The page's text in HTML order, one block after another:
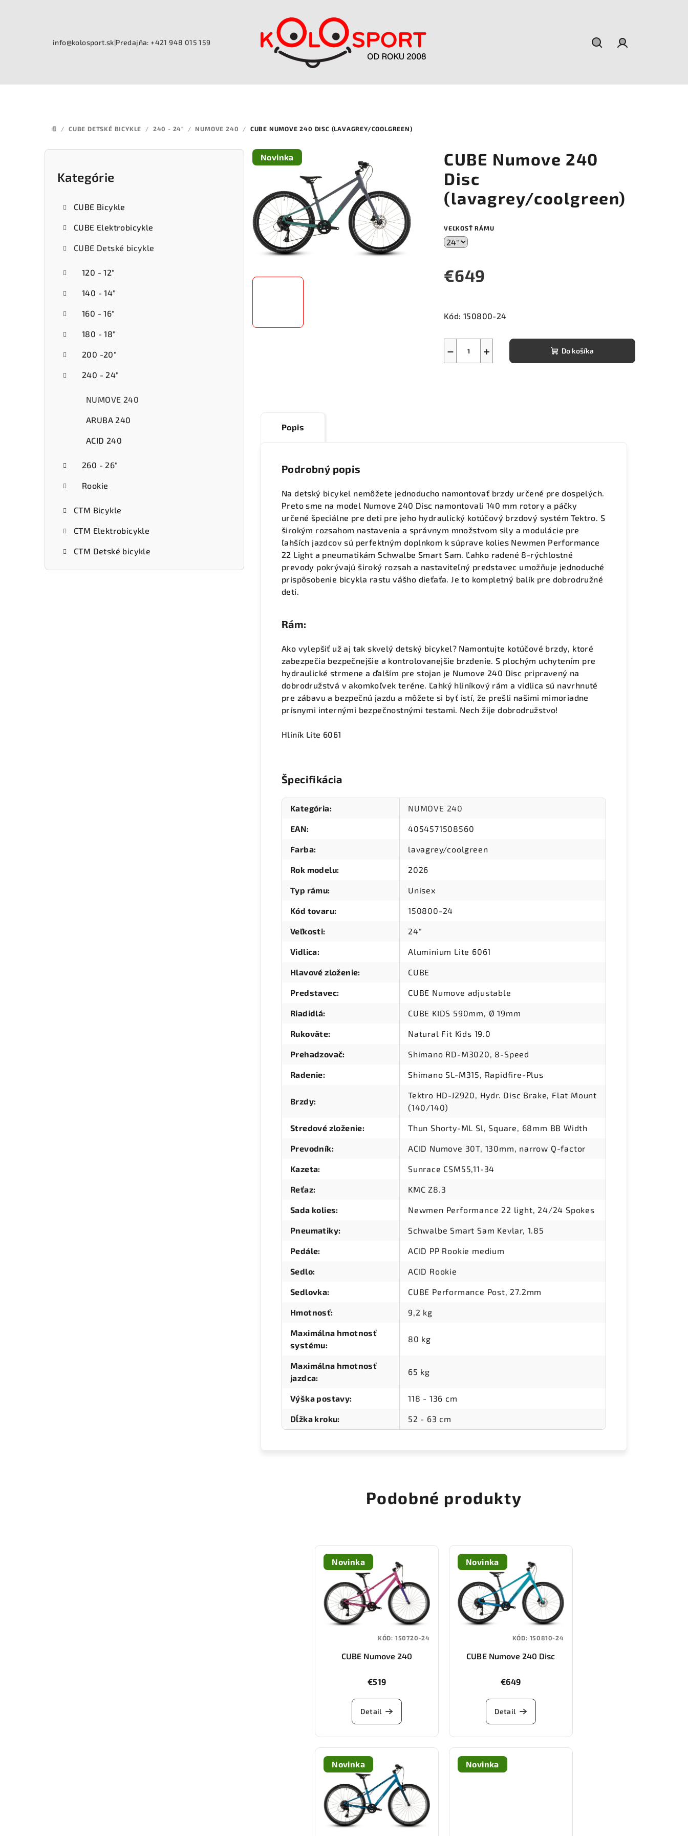
info@kolosport.sk|Predajňa: +421 948 015 159
DOMOV
/ CUBE DETSKÉ BICYKLE / 240 - 24" / NUMOVE 240 / CUBE NUMOVE 240 DISC (LAVAGREY/COOLGREEN)
Preskočiť
Kategórie
CUBE Bicykle
CUBE Elektrobicykle
CUBE Detské bicykle
120 - 12"
140 - 14"
160 - 16"
180 - 18"
200 -20"
240 - 24"
NUMOVE 240
ARUBA 240
ACID 240
260 - 26"
Rookie
CTM Bicykle
CTM Elektrobicykle
CTM Detské bicykle
CUBE Numove 240
Disc
(lavagrey/coolgreen)
VEĽKOSŤ RÁMU
€649
cena:
Kód: 150800-24
+
− Do košíka
Novinka
Popis
Podrobný popis
Na detský bicykel nemôžete jednoducho namontovať brzdy určené pre dospelých.
Preto sme na model Numove 240 Disc namontovali 140 mm rotory a páčky
určené špeciálne pre deti pre jeho hydraulický kotúčový brzdový systém Tektro. S
širokým rozsahom nastavenia a správnym množstvom sily a modulácie pre
ľahších jazdcov sú perfektným doplnkom k súprave kolies Newmen Performance
22 Light a pneumatikám Schwalbe Smart Sam. Ľahko radené 8-rýchlostné
prevody pokrývajú široký rozsah a nastaviteľný predstavec umožňuje jednoduché
prispôsobenie bicykla rastu vášho dieťaťa. Je to kompletný balík pre dobrodružné
deti.
Rám:
Ako vylepšiť už aj tak skvelý detský bicykel? Namontujte kotúčové brzdy, ktoré
zabezpečia bezpečnejšie a kontrolovanejšie brzdenie. S plochým uchytením pre
hydraulické strmene a ďalším pre stojan je Numove 240 Disc pripravený na
dobrodružstvá v akomkoľvek teréne. Ľahký hliníkový rám a vidlica sú navrhnuté
pre zábavu a bezpečnú jazdu a môžete si byť istí, že prešli našimi mimoriadne
prísnymi internými bezpečnostnými testami. Nech žije dobrodružstvo!
Hliník Lite 6061
Špecifikácia
Kategória: NUMOVE 240
EAN: 4054571508560
Farba: lavagrey/coolgreen
Rok modelu: 2026
Typ rámu: Unisex
Kód tovaru: 150800-24
Veľkosti: 24"
Vidlica: Aluminium Lite 6061
Hlavové zloženie: CUBE
Predstavec: CUBE Numove adjustable
Riadidlá: CUBE KIDS 590mm, Ø 19mm
Rukoväte: Natural Fit Kids 19.0
Prehadzovač: Shimano RD-M3020, 8-Speed
Radenie: Shimano SL-M315, Rapidfire-Plus
Brzdy:
Tektro HD-J2920, Hydr. Disc Brake, Flat Mount
(140/140)
Stredové zloženie: Thun Shorty-ML Sl, Square, 68mm BB Width
Prevodník: ACID Numove 30T, 130mm, narrow Q-factor
Kazeta: Sunrace CSM55,11-34
Reťaz: KMC Z8.3
Sada kolies: Newmen Performance 22 light, 24/24 Spokes
Pneumatiky: Schwalbe Smart Sam Kevlar, 1.85
Pedále: ACID PP Rookie medium
Sedlo: ACID Rookie
Sedlovka: CUBE Performance Post, 27.2mm
Hmotnosť: 9,2 kg
Maximálna hmotnosť
systému:
80 kg
Maximálna hmotnosť
jazdca:
65 kg
Výška postavy: 118 - 136 cm
Dĺžka kroku: 52 - 63 cm
Podobné produkty
Novinka
CUBE Numove 240
€519
Detail
KÓD: 150720-24
Novinka
CUBE Numove 240 Disc
€649
Detail
KÓD: 150810-24
Novinka Novinka